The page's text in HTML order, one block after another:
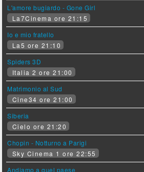
L'amore bugiardo - Gone Girl
La7Cinema ore 21:15
Io e mio fratello
La5 ore 21:10
Spiders 3D
Italia 2 ore 21:00
Matrimonio al Sud
Cine34 ore 21:00
Siberia
Cielo ore 21:20
Chopin - Notturno a Parigi
Sky Cinema 1 ore 22:55
Andiamo a quel paese